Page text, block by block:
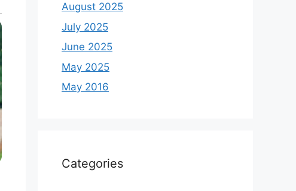
August 2025
July 2025
June 2025
May 2025
May 2016
Categories